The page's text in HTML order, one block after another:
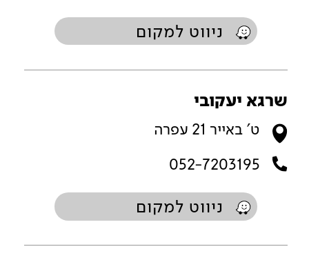
ניווט למקום
שרגא יעקובי
ט' באייר 21 עפרה
052-7203195
ניווט למקום